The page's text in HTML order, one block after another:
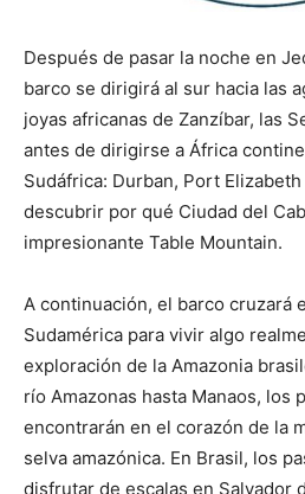
Después de pasar la noche en
barco se dirigirá al sur hacia las
joyas africanas de Zanzíbar, las
antes de dirigirse a África
Sudáfrica: Durban, Port
descubrir por qué Ciudad del
impresionante Table Mountain.
A continuación, el barco cruzará
Sudamérica para vivir algo
exploración de la Amazonia
río Amazonas hasta Manaos, los
encontrarán en el corazón de la
selva amazónica. En Brasil, los
disfrutar de escalas en Salvador